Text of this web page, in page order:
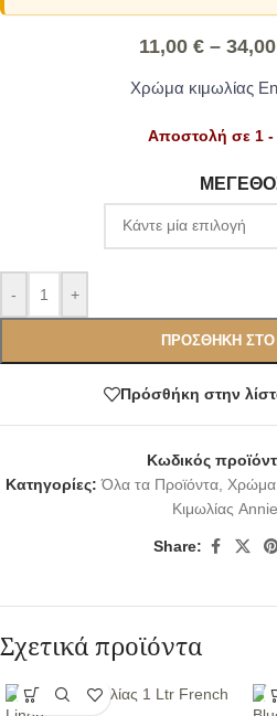
11,00 € – 34,00
Χρώμα κιμωλίας
Αποστολή σε 1 -
- +
ΠΡΟΣΘΉΚΗ ΣΤΟ
Πρόσθήκη στην
Κωδικός
Κατηγορίες: Όλα τα Προϊόντα, Χρώμα
Κιμωλίας
Share:
Σχετικά προϊόντα